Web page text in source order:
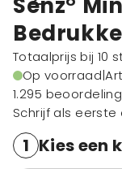
Totaalprijs bij 10
Op voorraad|
1.295
Schrijf als eerste
1 Kies een